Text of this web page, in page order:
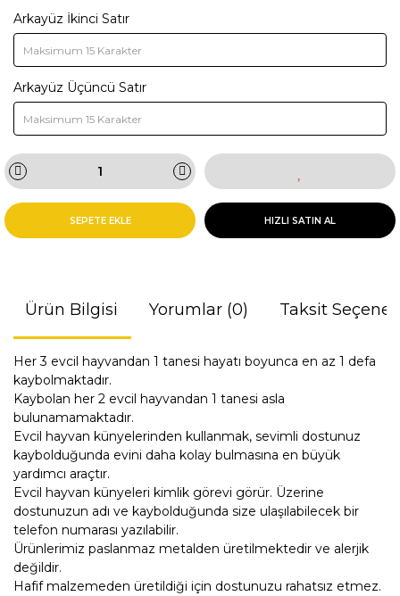
Arkayüz İkinci Satır
Arkayüz Üçüncü Satır
SEPETE EKLE HIZLI SATIN AL
Ürün Bilgisi Yorumlar (0) Taksit
Her 3 evcil hayvandan 1 tanesi hayatı boyunca en az 1 defa
kaybolmaktadır.
Kaybolan her 2 evcil hayvandan 1 tanesi asla
bulunamamaktadır.
Evcil hayvan künyelerinden kullanmak, sevimli dostunuz
kaybolduğunda evini daha kolay bulmasına en büyük
yardımcı araçtır.
Evcil hayvan künyeleri kimlik görevi görür. Üzerine
dostunuzun adı ve kaybolduğunda size ulaşılabilecek bir
telefon numarası yazılabilir.
Ürünlerimiz paslanmaz metalden üretilmektedir ve alerjik
değildir.
Hafif malzemeden üretildiği için dostunuzu rahatsız etmez.